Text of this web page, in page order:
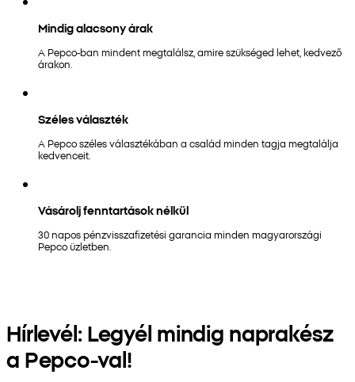
Mindig alacsony árak
A Pepco-ban mindent megtalálsz, amire szükséged lehet, kedvező
árakon.
Széles választék
A Pepco széles választékában a család minden tagja megtalálja
kedvenceit.
Vásárolj fenntartások nélkül
30 napos pénzvisszafizetési garancia minden magyarországi
Pepco üzletben.
Hírlevél: Legyél mindig naprakész
a Pepco-val!